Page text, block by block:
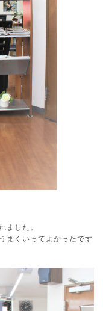
ました。
まくいってよかったです